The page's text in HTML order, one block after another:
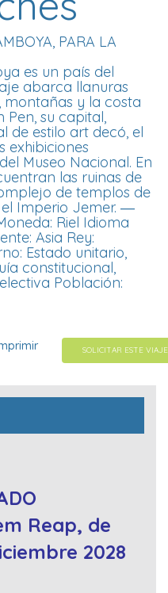
PARA LA
es un país del
abarca llanuras
montañas y la costa
Pen, su capital,
de estilo art decó, el
exhibiciones
Museo Nacional. En
las ruinas de
de templos de
Imperio Jemer. ―
Riel Idioma
Asia Rey:
Estado unitario,
constitucional,
Población:
SOLICITAR ESTE VIAJE
Reap, de
2028